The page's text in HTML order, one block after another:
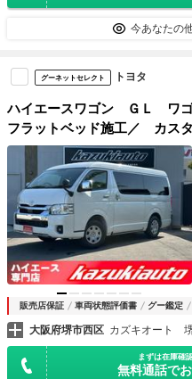
今あなたの
グーネットセレクト トヨタ
ハイエースワゴン ＧＬ ワゴ
フラットベッド施工／ カス
ス車両／パールホワイト／フ
ナビ／全席シートカバー／ベ
販売店保証 車両状態評価書 グー鑑定
大阪府堺市西区 カズキオート
まずは在庫確
無料通話で